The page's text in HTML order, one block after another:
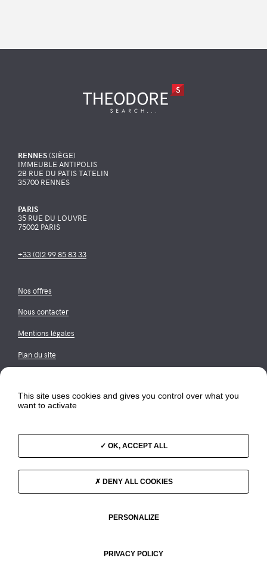
RENNES(SIÈGE)
IMMEUBLE ANTIPOLIS
2B RUE DU PATIS TATELIN
35700 RENNES
PARIS
35 RUE DU LOUVRE
75002 PARIS
+33 (0)2 99 85 83 33
Nos offres
Nous contacter
Mentions légales
Plan du site
LinkedIn
This site uses cookies and gives you control over what you
want to activate
OK, ACCEPT ALL
DENY ALL COOKIES
PERSONALIZE
PRIVACY POLICY